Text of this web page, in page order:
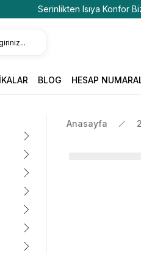
Serinlikten Isıya Konfor
BLOG HESAP
Anasayfa